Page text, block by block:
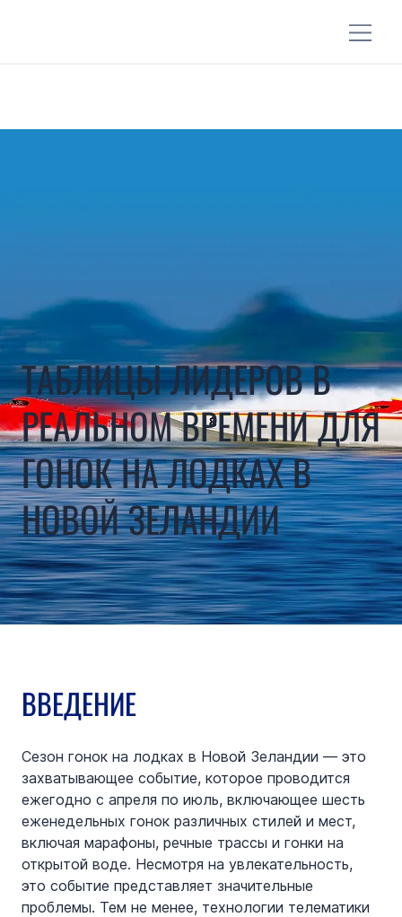
ТАБЛИЦЫ ЛИДЕРОВ В
РЕАЛЬНОМ ВРЕМЕНИ ДЛЯ
ГОНОК НА ЛОДКАХ В
НОВОЙ ЗЕЛАНДИИ
ВВЕДЕНИЕ
Сезон гонок на лодках в Новой Зеландии — это
захватывающее событие, которое проводится
ежегодно с апреля по июль, включающее шесть
еженедельных гонок различных стилей и мест,
включая марафоны, речные трассы и гонки на
открытой воде. Несмотря на увлекательность,
это событие представляет значительные
проблемы. Тем не менее, технологии телематики